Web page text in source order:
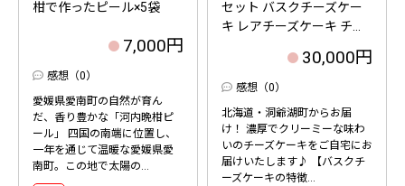
柑で作ったピール×5袋
7,000円
感想（0）
愛媛県愛南町の自然が育ん
だ、香り豊かな「河内晩柑ピ
ール」 四国の南端に位置し、
一年を通じて温暖な愛媛県愛
南町。この地で太陽の...
セット バスクチーズケー
キ レアチーズケーキ チ...
30,000円
感想（0）
北海道・洞爺湖町からお届
け！ 濃厚でクリーミーな味わ
いのチーズケーキをご自宅にお
届けいたします♪ 【バスクチ
ーズケーキの特徴...